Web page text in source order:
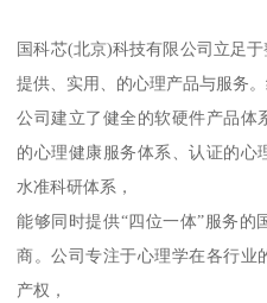
国科芯(北京)科技有限公司立足
提供、实用、的心理产品与服务
公司建立了健全的软硬件产品体
的心理健康服务体系、认证的心
水准科研体系，
能够同时提供“四位一体”服务的
商。公司专注于心理学在各行业
产权，